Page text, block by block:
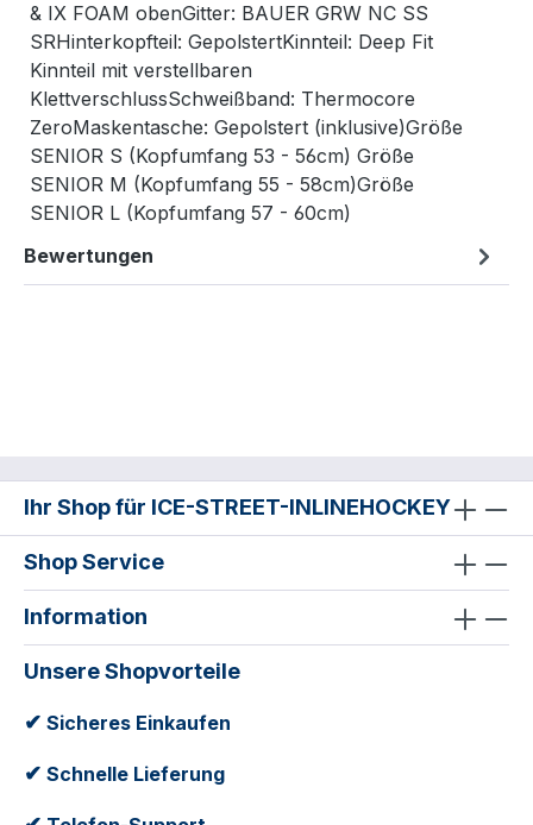
& IX FOAM obenGitter: BAUER GRW NC SS
SRHinterkopfteil: GepolstertKinnteil: Deep Fit
Kinnteil mit verstellbaren
KlettverschlussSchweißband: Thermocore
ZeroMaskentasche: Gepolstert (inklusive)Größe
SENIOR S (Kopfumfang 53 - 56cm) Größe
SENIOR M (Kopfumfang 55 - 58cm)Größe
SENIOR L (Kopfumfang 57 - 60cm)
Bewertungen
Ihr Shop für ICE-STREET-INLINEHOCKEY
Shop Service
Information
Unsere Shopvorteile
✔ Sicheres Einkaufen
✔ Schnelle Lieferung